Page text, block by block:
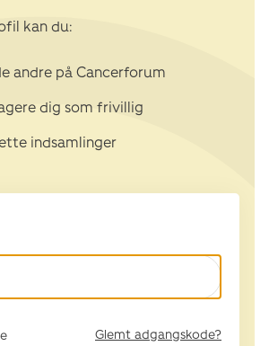
kan du:
andre på Cancerforum
dig som frivillig
indsamlinger
Glemt adgangskode?